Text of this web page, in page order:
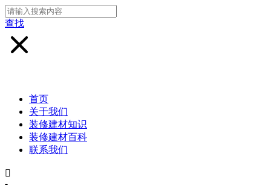
查找
首页
关于我们
装修建材知识
装修建材百科
联系我们
